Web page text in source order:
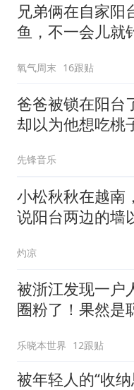
兄弟俩在自家阳
鱼，不一会儿就
乐
氧气周末 16跟贴
爸爸被锁在阳台
却以为他想吃桃
一个
先锋音乐
小松秋秋在越南
说阳台两边的墙
灼凉
被浙江发现一户
圈粉了！果然是
乐晓本世界 12跟贴